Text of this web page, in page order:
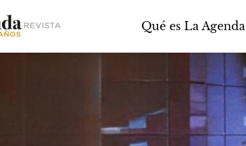
Qué es La Agenda